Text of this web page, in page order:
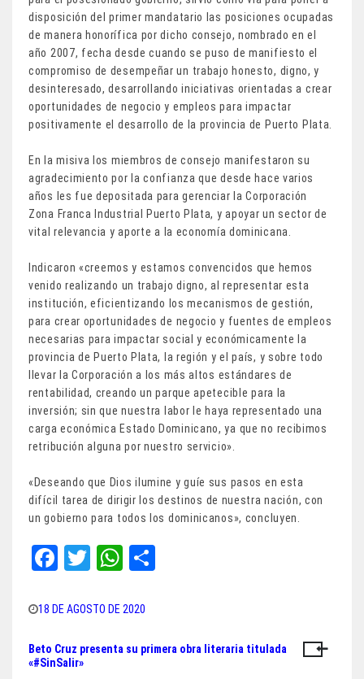
disposición del primer mandatario las posiciones ocupadas
de manera honorífica por dicho consejo, nombrado en el
año 2007, fecha desde cuando se puso de manifiesto el
compromiso de desempeñar un trabajo honesto, digno, y
desinteresado, desarrollando iniciativas orientadas a crear
oportunidades de negocio y empleos para impactar
positivamente el desarrollo de la provincia de Puerto Plata.
En la misiva los miembros de consejo manifestaron su
agradecimiento por la confianza que desde hace varios
años les fue depositada para gerenciar la Corporación
Zona Franca Industrial Puerto Plata, y apoyar un sector de
vital relevancia y aporte a la economía dominicana.
Indicaron «creemos y estamos convencidos que hemos
venido realizando un trabajo digno, al representar esta
institución, eficientizando los mecanismos de gestión,
para crear oportunidades de negocio y fuentes de empleos
necesarias para impactar social y económicamente la
provincia de Puerto Plata, la región y el país, y sobre todo
llevar la Corporación a los más altos estándares de
rentabilidad, creando un parque apetecible para la
inversión; sin que nuestra labor le haya representado una
carga económica Estado Dominicano, ya que no recibimos
retribución alguna por nuestro servicio».
«Deseando que Dios ilumine y guíe sus pasos en esta
difícil tarea de dirigir los destinos de nuestra nación, con
un gobierno para todos los dominicanos», concluyen.
Fa
bo
ok
T
tt
W
ts
pp
18 DE AGOSTO DE 2020
Navegación
Beto Cruz presenta su primera obra literaria titulada
«#SinSalir»